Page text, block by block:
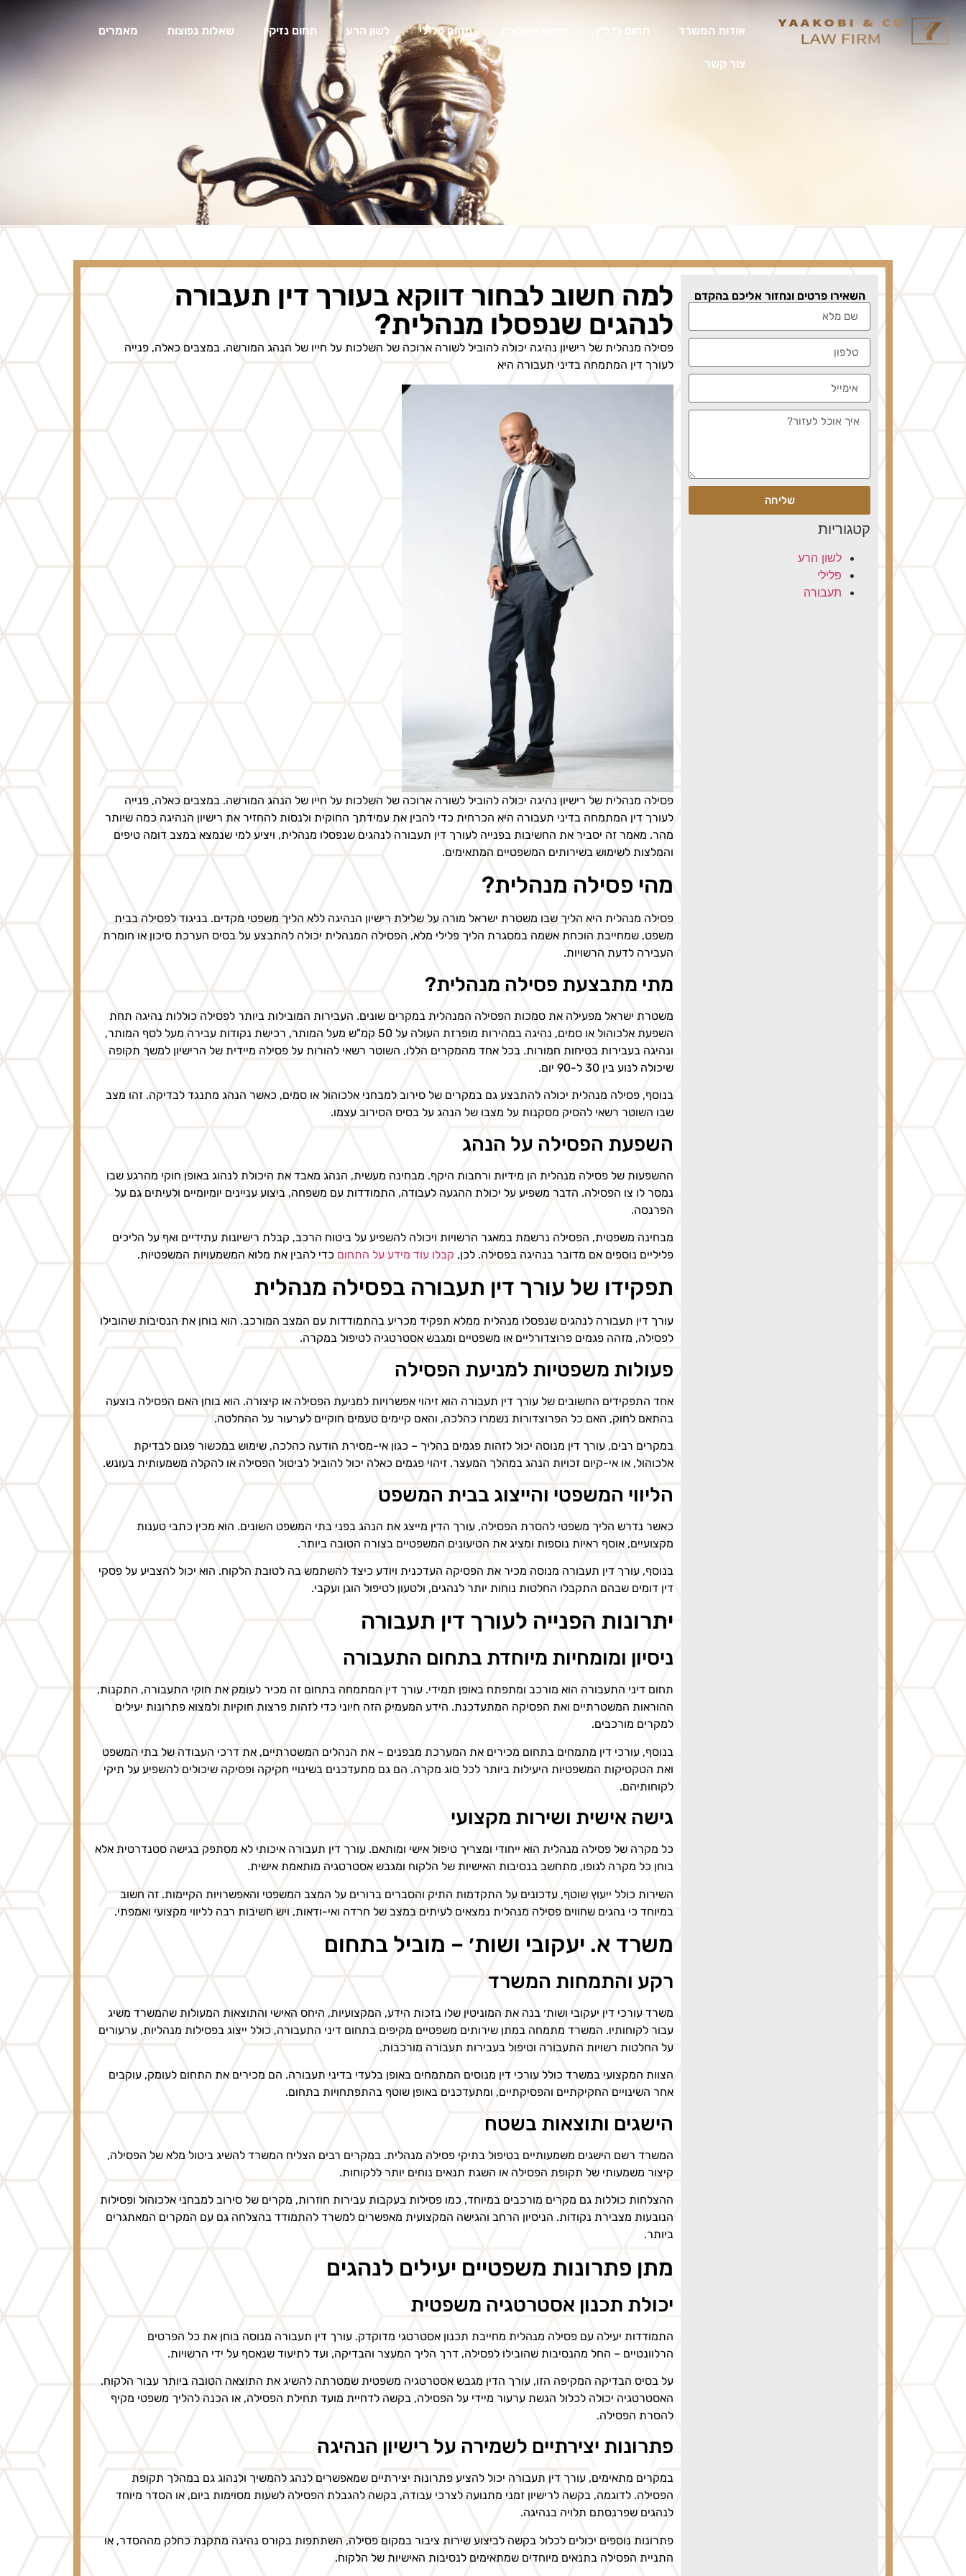
אודות המשרד תחום נדל״ן תחום תעבורה תחום פלילי לשון הרע תחום נזיקין שאלות נפוצות מאמרים
צור קשר
השאירו פרטים ונחזור אליכם בהקדם
שליחה
קטגוריות
לשון הרע
פלילי
תעבורה
למה חשוב לבחור דווקא בעורך דין תעבורה
לנהגים שנפסלו מנהלית?
פסילה מנהלית של רישיון נהיגה יכולה להוביל לשורה ארוכה של השלכות על חייו של הנהג המורשה. במצבים כאלה, פנייה
לעורך דין המתמחה בדיני תעבורה היא
פסילה מנהלית של רישיון נהיגה יכולה להוביל לשורה ארוכה של השלכות על חייו של הנהג המורשה. במצבים כאלה, פנייה
לעורך דין המתמחה בדיני תעבורה היא הכרחית כדי להבין את עמידתך החוקית ולנסות להחזיר את רישיון הנהיגה כמה שיותר
מהר. מאמר זה יסביר את החשיבות בפנייה לעורך דין תעבורה לנהגים שנפסלו מנהלית, ויציע למי שנמצא במצב דומה טיפים
והמלצות לשימוש בשירותים המשפטיים המתאימים.
מהי פסילה מנהלית?
פסילה מנהלית היא הליך שבו משטרת ישראל מורה על שלילת רישיון הנהיגה ללא הליך משפטי מקדים. בניגוד לפסילה בבית
משפט, שמחייבת הוכחת אשמה במסגרת הליך פלילי מלא, הפסילה המנהלית יכולה להתבצע על בסיס הערכת סיכון או חומרת
העבירה לדעת הרשויות.
מתי מתבצעת פסילה מנהלית?
משטרת ישראל מפעילה את סמכות הפסילה המנהלית במקרים שונים. העבירות המובילות ביותר לפסילה כוללות נהיגה תחת
השפעת אלכוהול או סמים, נהיגה במהירות מופרזת העולה על 50 קמ"ש מעל המותר, רכישת נקודות עבירה מעל לסף המותר,
ונהיגה בעבירות בטיחות חמורות. בכל אחד מהמקרים הללו, השוטר רשאי להורות על פסילה מיידית של הרישיון למשך תקופה
שיכולה לנוע בין 30 ל-90 יום.
בנוסף, פסילה מנהלית יכולה להתבצע גם במקרים של סירוב למבחני אלכוהול או סמים, כאשר הנהג מתנגד לבדיקה. זהו מצב
שבו השוטר רשאי להסיק מסקנות על מצבו של הנהג על בסיס הסירוב עצמו.
השפעת הפסילה על הנהג
ההשפעות של פסילה מנהלית הן מידיות ורחבות היקף. מבחינה מעשית, הנהג מאבד את היכולת לנהוג באופן חוקי מהרגע שבו
נמסר לו צו הפסילה. הדבר משפיע על יכולת ההגעה לעבודה, התמודדות עם משפחה, ביצוע עניינים יומיומיים ולעיתים גם על
הפרנסה.
מבחינה משפטית, הפסילה נרשמת במאגר הרשויות ויכולה להשפיע על ביטוח הרכב, קבלת רישיונות עתידיים ואף על הליכים
פליליים נוספים אם מדובר בנהיגה בפסילה. לכן, קבלו עוד מידע על התחום כדי להבין את מלוא המשמעויות המשפטיות.
תפקידו של עורך דין תעבורה בפסילה מנהלית
עורך דין תעבורה לנהגים שנפסלו מנהלית ממלא תפקיד מכריע בהתמודדות עם המצב המורכב. הוא בוחן את הנסיבות שהובילו
לפסילה, מזהה פגמים פרוצדורליים או משפטיים ומגבש אסטרטגיה לטיפול במקרה.
פעולות משפטיות למניעת הפסילה
אחד התפקידים החשובים של עורך דין תעבורה הוא זיהוי אפשרויות למניעת הפסילה או קיצורה. הוא בוחן האם הפסילה בוצעה
בהתאם לחוק, האם כל הפרוצדורות נשמרו כהלכה, והאם קיימים טעמים חוקיים לערעור על ההחלטה.
במקרים רבים, עורך דין מנוסה יכול לזהות פגמים בהליך – כגון אי-מסירת הודעה כהלכה, שימוש במכשור פגום לבדיקת
אלכוהול, או אי-קיום זכויות הנהג במהלך המעצר. זיהוי פגמים כאלה יכול להוביל לביטול הפסילה או להקלה משמעותית בעונש.
הליווי המשפטי והייצוג בבית המשפט
כאשר נדרש הליך משפטי להסרת הפסילה, עורך הדין מייצג את הנהג בפני בתי המשפט השונים. הוא מכין כתבי טענות
מקצועיים, אוסף ראיות נוספות ומציג את הטיעונים המשפטיים בצורה הטובה ביותר.
בנוסף, עורך דין תעבורה מנוסה מכיר את הפסיקה העדכנית ויודע כיצד להשתמש בה לטובת הלקוח. הוא יכול להצביע על פסקי
דין דומים שבהם התקבלו החלטות נוחות יותר לנהגים, ולטעון לטיפול הוגן ועקבי.
יתרונות הפנייה לעורך דין תעבורה
ניסיון ומומחיות מיוחדת בתחום התעבורה
תחום דיני התעבורה הוא מורכב ומתפתח באופן תמידי. עורך דין המתמחה בתחום זה מכיר לעומק את חוקי התעבורה, התקנות,
ההוראות המשטרתיים ואת הפסיקה המתעדכנת. הידע המעמיק הזה חיוני כדי לזהות פרצות חוקיות ולמצוא פתרונות יעילים
למקרים מורכבים.
בנוסף, עורכי דין מתמחים בתחום מכירים את המערכת מבפנים – את הנהלים המשטרתיים, את דרכי העבודה של בתי המשפט
ואת הטקטיקות המשפטיות היעילות ביותר לכל סוג מקרה. הם גם מתעדכנים בשינויי חקיקה ופסיקה שיכולים להשפיע על תיקי
לקוחותיהם.
גישה אישית ושירות מקצועי
כל מקרה של פסילה מנהלית הוא ייחודי ומצריך טיפול אישי ומותאם. עורך דין תעבורה איכותי לא מסתפק בגישה סטנדרטית אלא
בוחן כל מקרה לגופו, מתחשב בנסיבות האישיות של הלקוח ומגבש אסטרטגיה מותאמת אישית.
השירות כולל ייעוץ שוטף, עדכונים על התקדמות התיק והסברים ברורים על המצב המשפטי והאפשרויות הקיימות. זה חשוב
במיוחד כי נהגים שחווים פסילה מנהלית נמצאים לעיתים במצב של חרדה ואי-ודאות, ויש חשיבות רבה לליווי מקצועי ואמפתי.
משרד א. יעקובי ושות׳ – מוביל בתחום
רקע והתמחות המשרד
משרד עורכי דין יעקובי ושות׳ בנה את המוניטין שלו בזכות הידע, המקצועיות, היחס האישי והתוצאות המעולות שהמשרד משיג
עבור לקוחותיו. המשרד מתמחה במתן שירותים משפטיים מקיפים בתחום דיני התעבורה, כולל ייצוג בפסילות מנהליות, ערעורים
על החלטות רשויות התעבורה וטיפול בעבירות תעבורה מורכבות.
הצוות המקצועי במשרד כולל עורכי דין מנוסים המתמחים באופן בלעדי בדיני תעבורה. הם מכירים את התחום לעומק, עוקבים
אחר השינויים החקיקתיים והפסיקתיים, ומתעדכנים באופן שוטף בהתפתחויות בתחום.
הישגים ותוצאות בשטח
המשרד רשם הישגים משמעותיים בטיפול בתיקי פסילה מנהלית. במקרים רבים הצליח המשרד להשיג ביטול מלא של הפסילה,
קיצור משמעותי של תקופת הפסילה או השגת תנאים נוחים יותר ללקוחות.
ההצלחות כוללות גם מקרים מורכבים במיוחד, כמו פסילות בעקבות עבירות חוזרות, מקרים של סירוב למבחני אלכוהול ופסילות
הנובעות מצבירת נקודות. הניסיון הרחב והגישה המקצועית מאפשרים למשרד להתמודד בהצלחה גם עם המקרים המאתגרים
ביותר.
מתן פתרונות משפטיים יעילים לנהגים
יכולת תכנון אסטרטגיה משפטית
התמודדות יעילה עם פסילה מנהלית מחייבת תכנון אסטרטגי מדוקדק. עורך דין תעבורה מנוסה בוחן את כל הפרטים
הרלוונטיים – החל מהנסיבות שהובילו לפסילה, דרך הליך המעצר והבדיקה, ועד לתיעוד שנאסף על ידי הרשויות.
על בסיס הבדיקה המקיפה הזו, עורך הדין מגבש אסטרטגיה משפטית שמטרתה להשיג את התוצאה הטובה ביותר עבור הלקוח.
האסטרטגיה יכולה לכלול הגשת ערעור מיידי על הפסילה, בקשה לדחיית מועד תחילת הפסילה, או הכנה להליך משפטי מקיף
להסרת הפסילה.
פתרונות יצירתיים לשמירה על רישיון הנהיגה
במקרים מתאימים, עורך דין תעבורה יכול להציע פתרונות יצירתיים שמאפשרים לנהג להמשיך ולנהוג גם במהלך תקופת
הפסילה. לדוגמה, בקשה לרישיון זמני מתנועה לצרכי עבודה, בקשה להגבלת הפסילה לשעות מסוימות ביום, או הסדר מיוחד
לנהגים שפרנסתם תלויה בנהיגה.
פתרונות נוספים יכולים לכלול בקשה לביצוע שירות ציבור במקום פסילה, השתתפות בקורס נהיגה מתקנת כחלק מההסדר, או
התניית הפסילה בתנאים מיוחדים שמתאימים לנסיבות האישיות של הלקוח.